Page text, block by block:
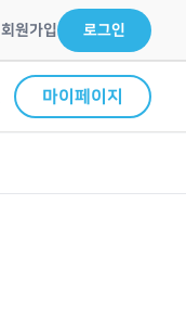
회원가입 로그인
마이페이지